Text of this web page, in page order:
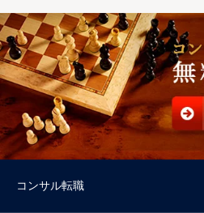
コンサル転職